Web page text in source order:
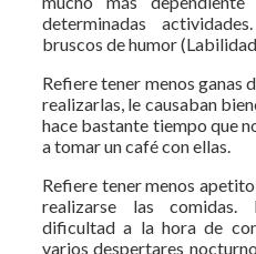
determinadas
bruscos de humor
Refiere tener menos ganas
realizarlas, le causaban
hace bastante tiempo que
a tomar un café con ellas.
Refiere tener menos
realizarse las comidas.
dificultad a la hora de
varios despertares